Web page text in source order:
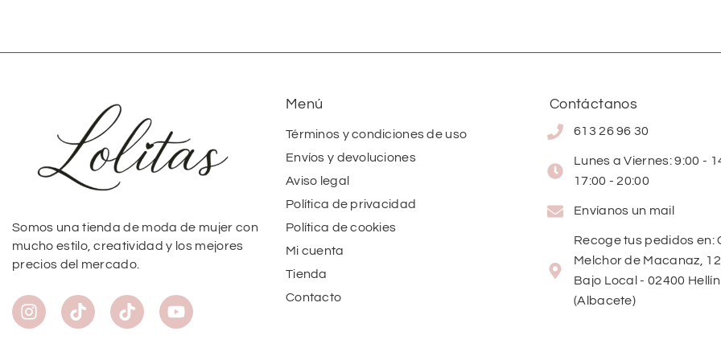
Somos una tienda de moda de mujer con
mucho estilo, creatividad y los mejores
precios del mercado.
Menú
Términos y condiciones de uso
Envíos y devoluciones
Aviso legal
Política de privacidad
Política de cookies
Mi cuenta
Tienda
Contacto
Contáctanos
613 26 96 30
Lunes a Viernes: 9:00 -
17:00 - 20:00
Envíanos un mail
Recoge tus pedidos en:
Melchor de Macanaz, 12
Bajo Local - 02400 Hellín
(Albacete)